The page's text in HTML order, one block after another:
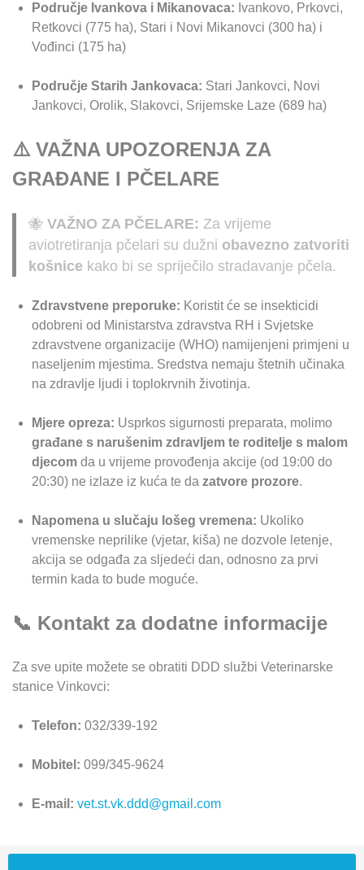
Područje Ivankova i Mikanovaca: Ivankovo, Prkovci,
Retkovci (775 ha), Stari i Novi Mikanovci (300 ha) i
Vođinci (175 ha)
Područje Starih Jankovaca: Stari Jankovci, Novi
Jankovci, Orolik, Slakovci, Srijemske Laze (689 ha)
⚠️ VAŽNA UPOZORENJA ZA
GRAĐANE I PČELARE
🐝 VAŽNO ZA PČELARE: Za vrijeme
aviotretiranja pčelari su dužni obavezno zatvoriti
košnice kako bi se spriječilo stradavanje pčela.
Zdravstvene preporuke: Koristit će se insekticidi
odobreni od Ministarstva zdravstva RH i Svjetske
zdravstvene organizacije (WHO) namijenjeni primjeni u
naseljenim mjestima. Sredstva nemaju štetnih učinaka
na zdravlje ljudi i toplokrvnih životinja.
Mjere opreza: Usprkos sigurnosti preparata, molimo
građane s narušenim zdravljem te roditelje s malom
djecom da u vrijeme provođenja akcije (od 19:00 do
20:30) ne izlaze iz kuća te da zatvore prozore.
Napomena u slučaju lošeg vremena: Ukoliko
vremenske neprilike (vjetar, kiša) ne dozvole letenje,
akcija se odgađa za sljedeći dan, odnosno za prvi
termin kada to bude moguće.
📞 Kontakt za dodatne informacije
Za sve upite možete se obratiti DDD službi Veterinarske
stanice Vinkovci:
Telefon: 032/339-192
Mobitel: 099/345-9624
E-mail: vet.st.vk.ddd@gmail.com